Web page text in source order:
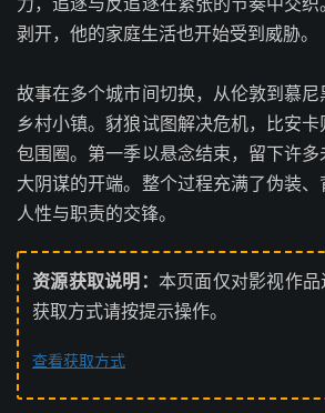
剥开，他的家庭生活也开始受到威胁。
故事在多个城市间切换，从伦敦到慕
乡村小镇。豺狼试图解决危机，比安
包围圈。第一季以悬念结束，留下许
大阴谋的开端。整个过程充满了伪装
人性与职责的交锋。
资源获取说明： 本页面仅对影视作品
获取方式请按提示操作。
查看获取方式